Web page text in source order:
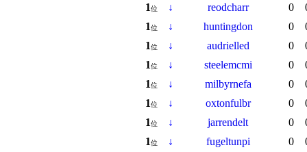
1位 ↓ reodcharr 0
1位 ↓ huntingdon 0
1位 ↓ audrielled 0
1位 ↓ steelemcmi 0
1位 ↓ milbyrnefa 0
1位 ↓ oxtonfulbr 0
1位 ↓ jarrendelt 0
1位 ↓ fugeltunpi 0